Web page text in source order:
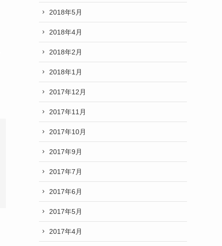
2018年5月
2018年4月
2018年2月
2018年1月
2017年12月
2017年11月
2017年10月
2017年9月
2017年7月
2017年6月
2017年5月
2017年4月